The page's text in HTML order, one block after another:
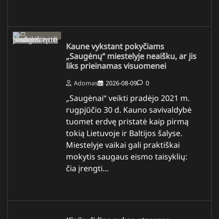
Kaune vykstant pokyčiams
„Saugėnų“ miestelyje neaišku, ar jis
liks prieinamas visuomenei
Adomas 2026-08-09 0
„Saugėnai“ veikti pradėjo 2021 m.
rugpjūčio 30 d. Kauno savivaldybė
tuomet erdvę pristatė kaip pirmą
tokią Lietuvoje ir Baltijos šalyse.
Miestelyje vaikai gali praktiškai
mokytis saugaus eismo taisyklių:
čia įrengti…